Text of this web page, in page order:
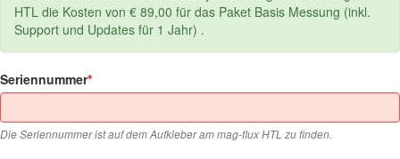
HTL die Kosten von € 89,00 für das Paket Basis Messung (inkl.
Support und Updates für 1 Jahr) .
Seriennummer
Die Seriennummer ist auf dem Aufkleber am mag-flux HTL zu finden.